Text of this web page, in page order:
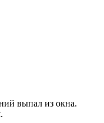
выпал из окна.